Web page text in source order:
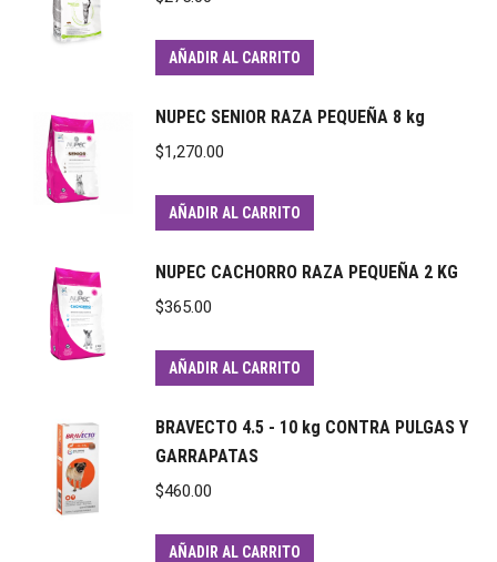
AÑADIR AL CARRITO
NUPEC SENIOR RAZA PEQUEÑA 8 kg
$1,270.00
AÑADIR AL CARRITO
NUPEC CACHORRO RAZA PEQUEÑA 2 KG
$365.00
AÑADIR AL CARRITO
BRAVECTO 4.5 - 10 kg CONTRA PULGAS Y
GARRAPATAS
$460.00
AÑADIR AL CARRITO